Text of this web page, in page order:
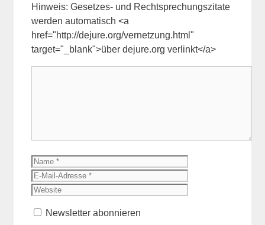
Hinweis: Gesetzes- und Rechtsprechungszitate
werden automatisch <a
href="http://dejure.org/vernetzung.html"
target="_blank">über dejure.org verlinkt</a>
Name
Newsletter abonnieren